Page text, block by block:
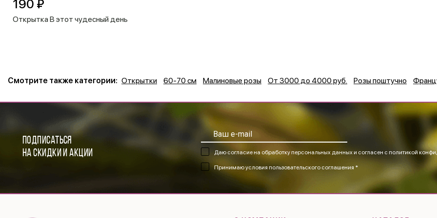
Открытка В этот чудесный день
190 ₽
Смотрите также категории: Открытки 60-70 см Малиновые розы От 3000 до 4000 руб. Розы поштучно
ПОДПИСАТЬСЯ
НА СКИДКИ И АКЦИИ
Даю согласие на обработку персональных данных и согласен с политикой
Принимаюусловия пользовательского соглашения *